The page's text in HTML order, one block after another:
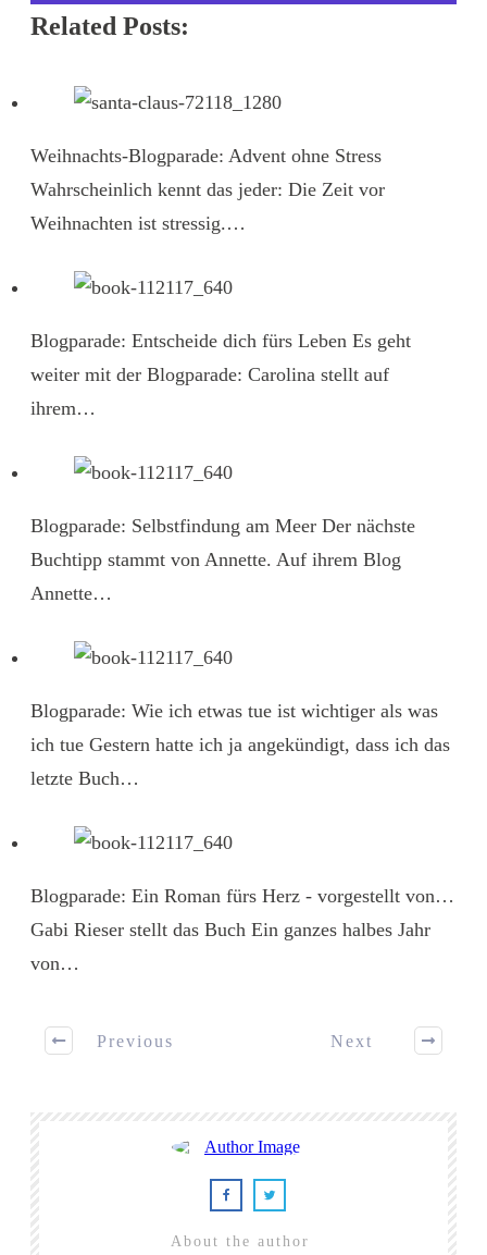
Related Posts:
Weihnachts-Blogparade: Advent ohne Stress
Wahrscheinlich kennt das jeder: Die Zeit vor
Weihnachten ist stressig.…
Blogparade: Entscheide dich fürs Leben Es geht
weiter mit der Blogparade: Carolina stellt auf
ihrem…
Blogparade: Selbstfindung am Meer Der nächste
Buchtipp stammt von Annette. Auf ihrem Blog
Annette…
Blogparade: Wie ich etwas tue ist wichtiger als was
ich tue Gestern hatte ich ja angekündigt, dass ich das
letzte Buch…
Blogparade: Ein Roman fürs Herz - vorgestellt von…
Gabi Rieser stellt das Buch Ein ganzes halbes Jahr
von…
Previous Next
About the author